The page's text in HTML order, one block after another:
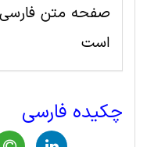
صفحه متن
است
چکیده فارسی